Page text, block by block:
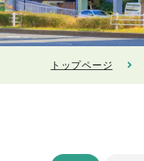
トップページ